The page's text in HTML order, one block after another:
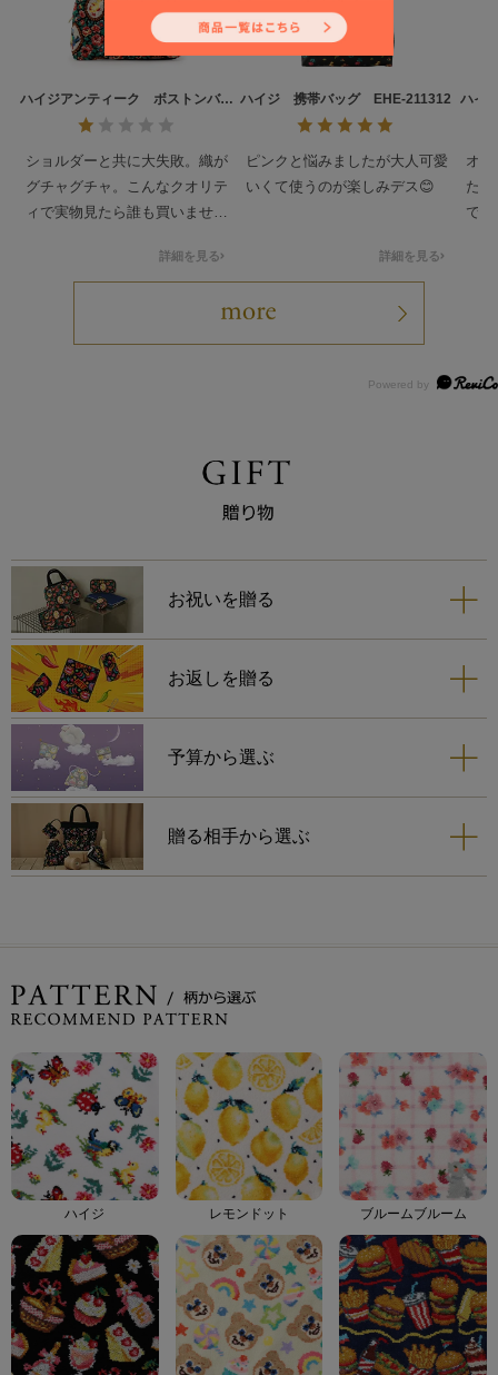
ハイジアンティーク ボストンバッ
グ HQU-260769
詳細を見る
ショルダーと共に大失敗。織が
グチャグチャ。こんなクオリテ
ィで実物見たら誰も買いませ
さんが店舗で柄を選ぶ理由がと
ハイジ 携帯バッグ EHE-211312
詳細を見る
ピンクと悩みましたが大人可愛
いくて使うのが楽しみデス😊
ハイ
オ
た
で
とな
お祝いを贈る
お返しを贈る
予算から選ぶ
贈る相手から選ぶ
ハイジ レモンドット ブルームブルーム